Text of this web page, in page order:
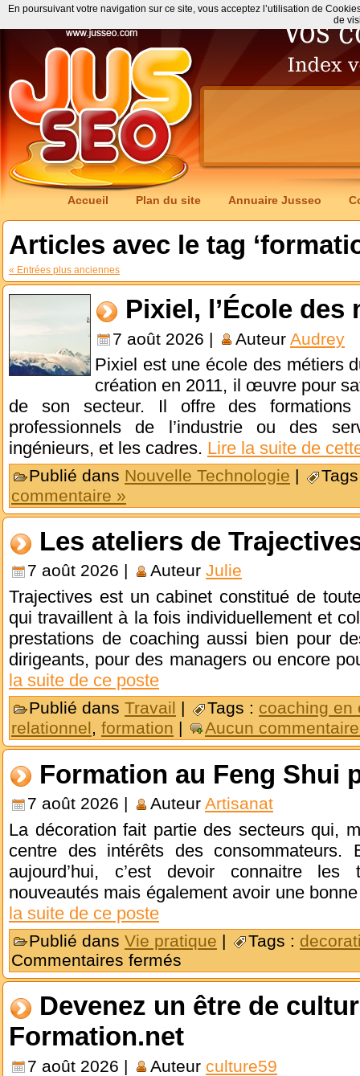
Accueil Plan du site Annuaire Jusseo
Articles avec le tag
« Entrées plus anciennes
Pixiel, l’École
7 août 2026 | Auteur Audrey
Pixiel est une école des métiers
création en 2011, il œuvre pour
de son secteur. Il offre des
professionnels de l’industrie ou des
ingénieurs, et les cadres. Lire la suite de
Publié dans Nouvelle Technologie |
commentaire »
Les ateliers de
7 août 2026 | Auteur Julie
Trajectives est un cabinet constitué de
qui travaillent à la fois individuellement et
prestations de coaching aussi bien pour
dirigeants, pour des managers ou encore
la suite de ce poste
Publié dans Travail | Tags : coaching en
relationnel formation | Aucun
Formation au Feng Shui
7 août 2026 | Auteur Artisanat
La décoration fait partie des secteurs qui,
centre des intérêts des consommateurs.
aujourd’hui, c’est devoir connaitre
nouveautés mais également avoir une
la suite de ce poste
Publié dans Vie pratique | Tags :
Commentaires fermés
Devenez un être de
Formation.net
7 août 2026 | Auteur culture59
En poursuivant votre navigation sur ce site, vous acceptez l’utilisation de
de